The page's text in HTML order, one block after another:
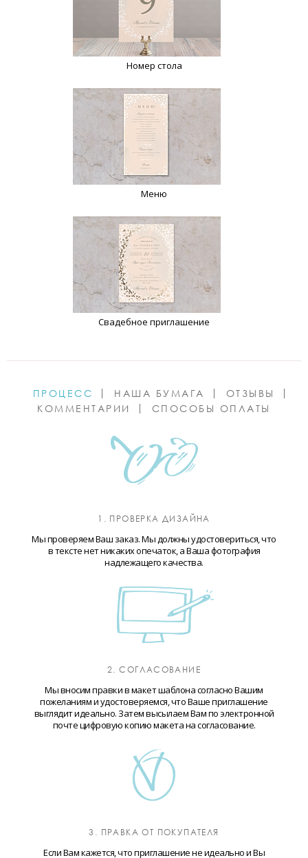
Номер стола
Меню
Свадебное приглашение
ПРОЦЕСС НАША БУМАГА
ОТЗЫВЫ
КОММЕНТАРИИ
СПОСОБЫ ОПЛАТЫ
1. ПРОВЕРКА ДИЗАЙНА
Мы проверяем Ваш заказ. Мы должны удостовериться, что
в тексте нет никаких опечаток, а Ваша фотография
надлежащего качества.
2. СОГЛАСОВАНИЕ
Мы вносим правки в макет шаблона согласно Вашим
пожеланиям и удостоверяемся, что Ваше приглашение
выглядит идеально. Затем высылаем Вам по электронной
почте цифровую копию макета на согласование.
3. ПРАВКА ОТ ПОКУПАТЕЛЯ
Если Вам кажется, что приглашение не идеально и Вы